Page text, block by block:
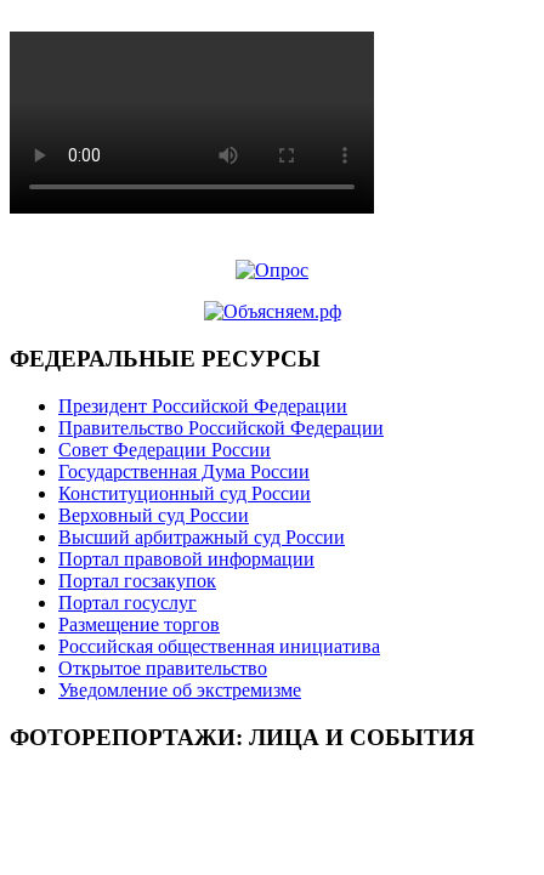
ФЕДЕРАЛЬНЫЕ РЕСУРСЫ
Президент Российской Федерации
Правительство Российской Федерации
Совет Федерации России
Государственная Дума России
Конституционный суд России
Верховный суд России
Высший арбитражный суд России
Портал правовой информации
Портал госзакупок
Портал госуслуг
Размещение торгов
Российская общественная инициатива
Открытое правительство
Уведомление об экстремизме
ФОТОРЕПОРТАЖИ: ЛИЦА И СОБЫТИЯ